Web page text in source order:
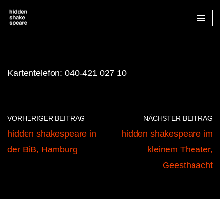
Zum
Kartentelefon: 040-421 027 10
VORHERIGER BEITRAG
hidden shakespeare in
der BiB, Hamburg
NÄCHSTER BEITRAG
hidden shakespeare im
kleinem Theater,
Geesthaacht